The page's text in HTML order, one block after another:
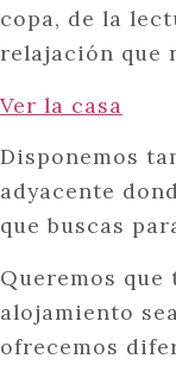
copa, de la
relajación que
Ver la casa
Disponemos
adyacente
que buscas
Queremos
alojamiento
ofrecemos